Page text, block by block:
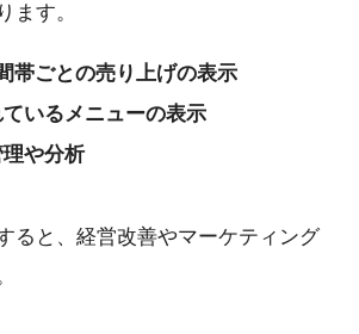
ます。
帯ごとの売り上げの表示
いるメニューの表示
や分析
ると、経営改善やマーケティング